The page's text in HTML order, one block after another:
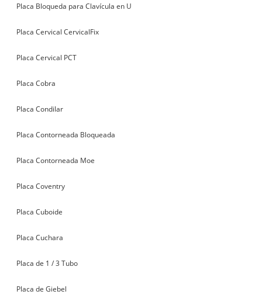
Placa Bloqueda para Clavícula en U
Placa Cervical CervicalFix
Placa Cervical PCT
Placa Cobra
Placa Condilar
Placa Contorneada Bloqueada
Placa Contorneada Moe
Placa Coventry
Placa Cuboide
Placa Cuchara
Placa de 1 / 3 Tubo
Placa de Giebel